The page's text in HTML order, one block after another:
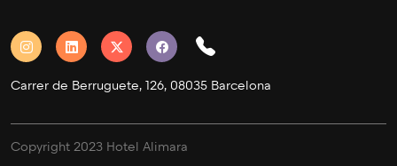
Carrer de Berruguete, 126, 08035 Barcelona
Copyright 2023 Hotel Alimara